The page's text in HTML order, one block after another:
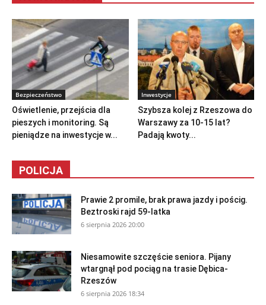
Bezpieczeństwo
Oświetlenie, przejścia dla
pieszych i monitoring. Są
pieniądze na inwestycje w...
Inwestycje
Szybsza kolej z Rzeszowa do
Warszawy za 10-15 lat?
Padają kwoty...
POLICJA
Prawie 2 promile, brak prawa jazdy i pościg.
Beztroski rajd 59-latka
6 sierpnia 2026 20:00
Niesamowite szczęście seniora. Pijany
wtargnął pod pociąg na trasie Dębica-
Rzeszów
6 sierpnia 2026 18:34